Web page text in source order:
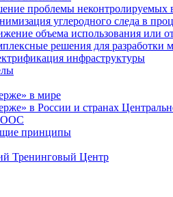
проблемы неконтролируемых
углеродного следа в
объема использования или
решения для разработки
инфраструктуры
в мире
в России и странах
ООС
принципы
Тренинговый Центр